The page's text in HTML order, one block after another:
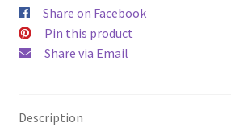
Share on Facebook
Pin this product
Share via Email
Description